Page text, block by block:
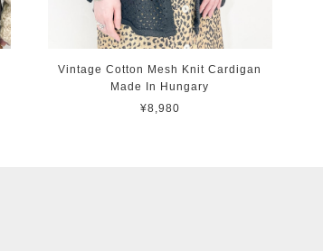
Vintage Cotton Mesh Knit Cardigan
Made In Hungary
¥8,980